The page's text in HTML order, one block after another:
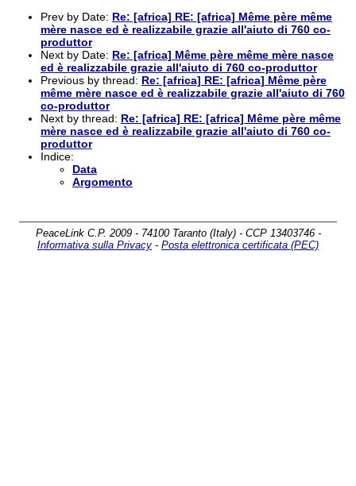
Prev by Date: Re: [africa] RE: [africa] Même père même
mère nasce ed è realizzabile grazie all'aiuto di 760 co-
produttor
Next by Date: Re: [africa] Même père même mère nasce
ed è realizzabile grazie all'aiuto di 760 co-produttor
Previous by thread: Re: [africa] RE: [africa] Même père
même mère nasce ed è realizzabile grazie all'aiuto di 760
co-produttor
Next by thread: Re: [africa] RE: [africa] Même père même
mère nasce ed è realizzabile grazie all'aiuto di 760 co-
produttor
Indice:
Data
Argomento
PeaceLink C.P. 2009 - 74100 Taranto (Italy) - CCP 13403746 -
Informativa sulla Privacy - Posta elettronica certificata (PEC)